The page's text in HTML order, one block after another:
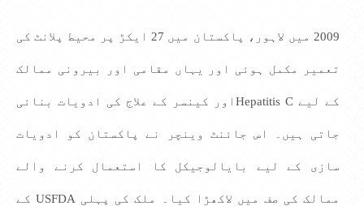
2009 میں لاہور، پاکستان میں 27 ایکڑ پر محیط پلانٹ کی
تعمیر مکمل ہوئی اور یہاں مقامی اور بیرونی ممالک
کے لیے Hepatitis Cاور کینسر کے علاج کی ادویات بنائی
جاتی ہیں۔ اس جائنٹ وینچر نے پاکستان کو ادویات
سازی کے لیے بایالوجیکل کا استعمال کرنے والے
ممالک کی صف میں لاکھڑا کیا۔ ملک کی پہلی USFDA کے